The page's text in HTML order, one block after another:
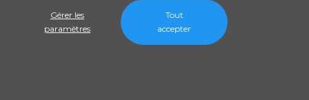
Gérer les
paramètres
Tout
accepter